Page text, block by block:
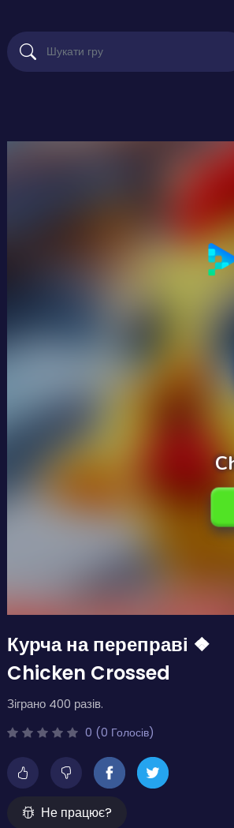
Курча на переправі ❖
Chicken Crossed
Зіграно 400 разів.
0 (0 Голосів)
Не працює?